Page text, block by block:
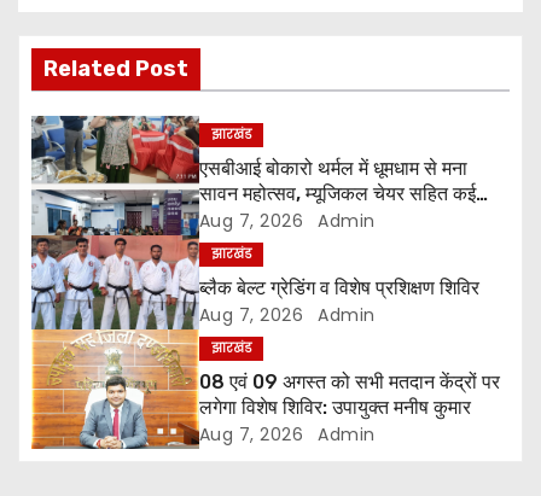
t
n
a
v
i
g
a
t
Related Post
झारखंड
एसबीआई बोकारो थर्मल में धूमधाम से मना
सावन महोत्सव, म्यूजिकल चेयर सहित कई
प्रतियोगिताओं में महिलाओं ने दिखाया उत्साह
Aug 7, 2026 Admin
झारखंड
ब्लैक बेल्ट ग्रेडिंग व विशेष प्रशिक्षण शिविर
Aug 7, 2026 Admin
झारखंड
08 एवं 09 अगस्त को सभी मतदान केंद्रों पर
लगेगा विशेष शिविर: उपायुक्त मनीष कुमार
Aug 7, 2026 Admin